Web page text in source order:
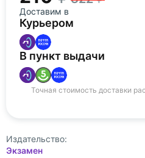
Доставим в
Курьером
В пункт выдачи
Точная стоимость доставки
Издательство:
Экзамен